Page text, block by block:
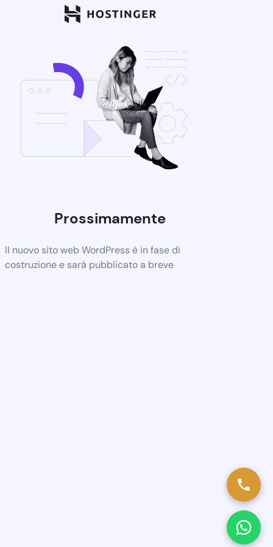
Prossimamente
Il nuovo sito web WordPress è in fase di
costruzione e sarà pubblicato a breve